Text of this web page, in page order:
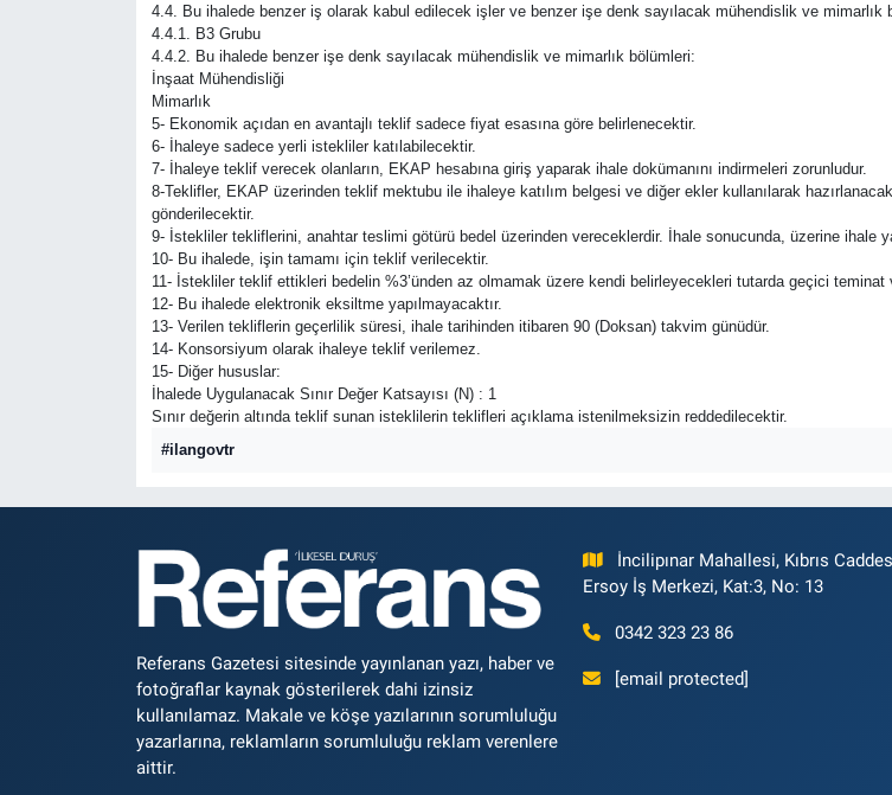
4.4. Bu ihalede benzer iş olarak kabul edilecek işler ve benzer işe denk sayılacak mühendislik ve mimarlık
4.4.1. B3 Grubu
4.4.2. Bu ihalede benzer işe denk sayılacak mühendislik ve mimarlık bölümleri:
İnşaat Mühendisliği
Mimarlık
5- Ekonomik açıdan en avantajlı teklif sadece fiyat esasına göre belirlenecektir.
6- İhaleye sadece yerli istekliler katılabilecektir.
7- İhaleye teklif verecek olanların, EKAP hesabına giriş yaparak ihale dokümanını indirmeleri zorunludur.
8-Teklifler, EKAP üzerinden teklif mektubu ile ihaleye katılım belgesi ve diğer ekler kullanılarak
gönderilecektir.
9- İstekliler tekliflerini, anahtar teslimi götürü bedel üzerinden vereceklerdir. İhale sonucunda, üzerine ihale
10- Bu ihalede, işin tamamı için teklif verilecektir.
11- İstekliler teklif ettikleri bedelin %3’ünden az olmamak üzere kendi belirleyecekleri tutarda geçici teminat
12- Bu ihalede elektronik eksiltme yapılmayacaktır.
13- Verilen tekliflerin geçerlilik süresi, ihale tarihinden itibaren 90 (Doksan) takvim günüdür.
14- Konsorsiyum olarak ihaleye teklif verilemez.
15- Diğer hususlar:
İhalede Uygulanacak Sınır Değer Katsayısı (N) : 1
Sınır değerin altında teklif sunan isteklilerin teklifleri açıklama istenilmeksizin reddedilecektir.
#ilangovtr
Referans Gazetesi sitesinde yayınlanan yazı, haber ve
fotoğraflar kaynak gösterilerek dahi izinsiz
kullanılamaz. Makale ve köşe yazılarının sorumluluğu
yazarlarına, reklamların sorumluluğu reklam verenlere
aittir.
İncilipınar Mahallesi, Kıbrıs
Ersoy İş Merkezi, Kat:3, No: 13
0342 323 23 86
[email protected]